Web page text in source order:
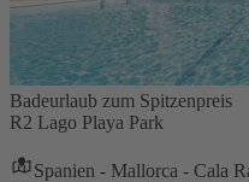
Badeurlaub zum Spitzenpreis
R2 Lago Playa Park
Spanien - Mallorca - Cala